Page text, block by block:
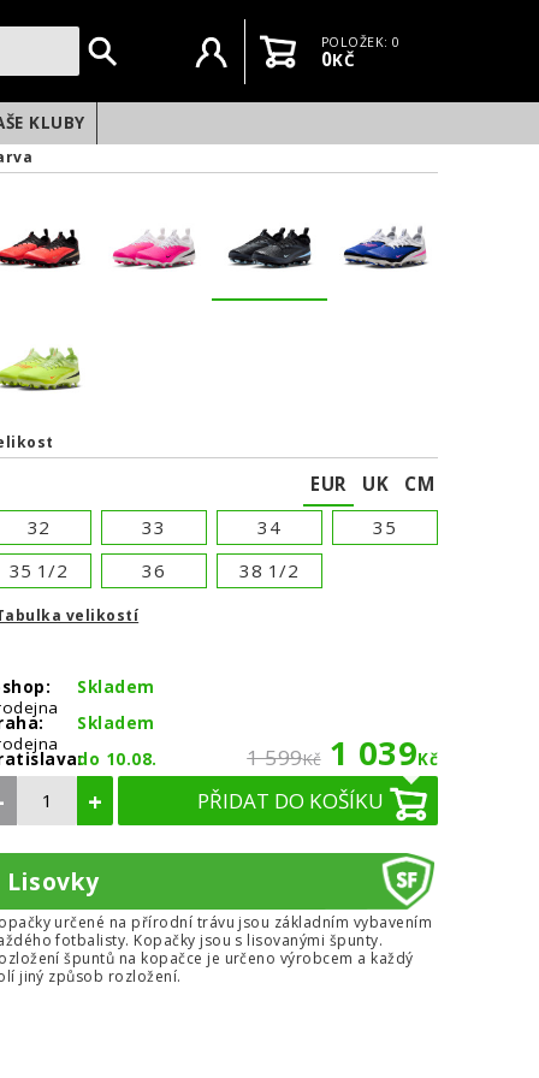
Uživatelský účet
KošíkPOLOŽEK: 0
0KČ
KLUBY
EUR UK
CM
32
33 34
35
35 1/2
36 38 1/2
velikostí
shop:
Skladem
Skladem
do 10.08. 1 599Kč 1 039Kč
+ PŘIDAT DO KOŠÍKU
Lisovky
určené na přírodní trávu jsou základním vybavením
fotbalisty. Kopačky jsou s lisovanými špunty.
špuntů na kopačce je určeno výrobcem a každý
jiný způsob rozložení.